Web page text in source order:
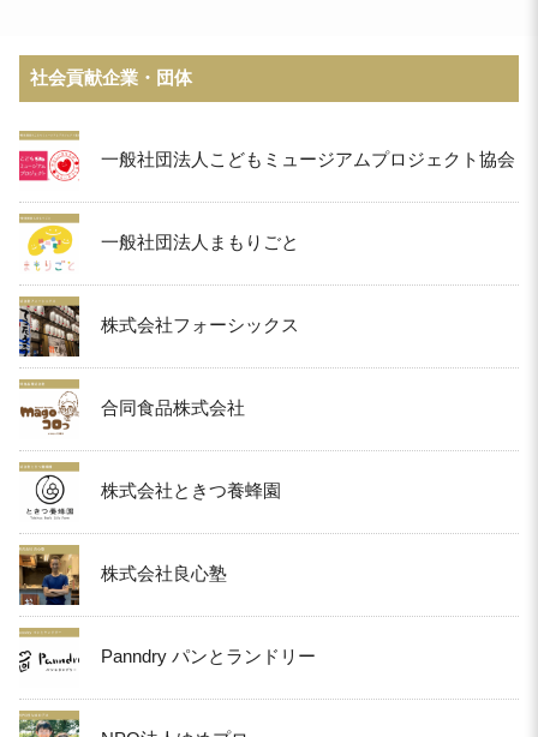
社会貢献企業・団体
一般社団法人こどもミュージアムプロジェクト協会
一般社団法人まもりごと
株式会社フォーシックス
合同食品株式会社
株式会社ときつ養蜂園
株式会社良心塾
Panndry パンとランドリー